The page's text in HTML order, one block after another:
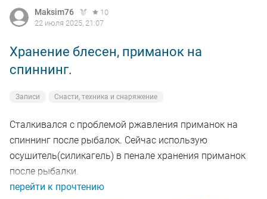
Maksim76
10
22 июля 2025, 21:07
Хранение блесен, приманок на
спиннинг.
Записи Снасти, техника и снаряжение
Сталкивался с проблемой ржавления приманок на
спиннинг после рыбалок. Сейчас использую
осушитель(силикагель) в пенале хранения приманок
после рыбалки.
перейти к прочтению